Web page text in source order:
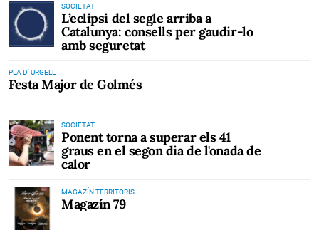
SOCIETAT
L’eclipsi del segle arriba a
Catalunya: consells per gaudir-lo
amb seguretat
PLA D' URGELL
Festa Major de Golmés
SOCIETAT
Ponent torna a superar els 41
graus en el segon dia de l'onada de
calor
MAGAZÍN TERRITORIS
Magazín 79